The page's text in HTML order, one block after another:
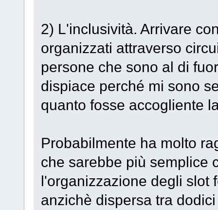
2) L'inclusività. Arrivare
organizzati attraverso
persone che sono al di
dispiace perché mi sono
quanto fosse accogliente
Probabilmente ha molto
che sarebbe più semplice
l'organizzazione degli slot
anzichè dispersa tra